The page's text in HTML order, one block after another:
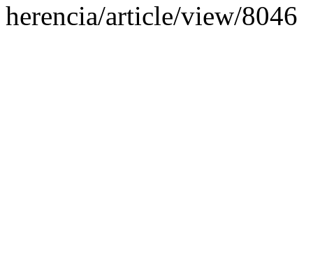
herencia/article/view/8046